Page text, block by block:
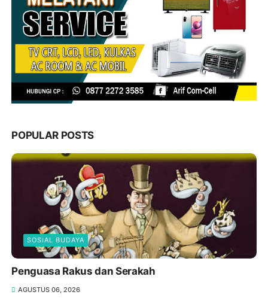
POPULAR POSTS
SOSIAL BUDAYA
Penguasa Rakus dan Serakah
AGUSTUS 06, 2026